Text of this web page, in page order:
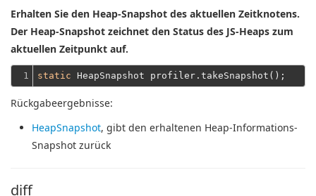
Erhalten Sie den Heap-Snapshot des aktuellen Zeitknotens.
Der Heap-Snapshot zeichnet den Status des JS-Heaps zum
aktuellen Zeitpunkt auf.
1 static
Rückgabeergebnisse:
HeapSnapshot, gibt den erhaltenen Heap-Informations-
Snapshot zurück
diff